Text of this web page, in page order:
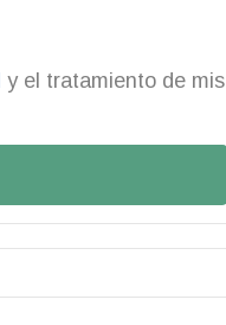
y el tratamiento de mis